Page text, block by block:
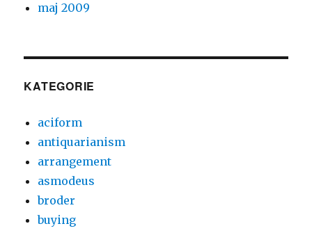
maj 2009
KATEGORIE
aciform
antiquarianism
arrangement
asmodeus
broder
buying